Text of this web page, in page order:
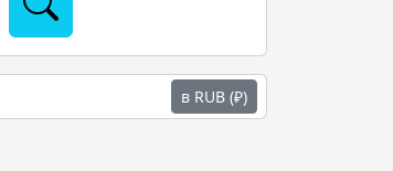
в RUB (₽)